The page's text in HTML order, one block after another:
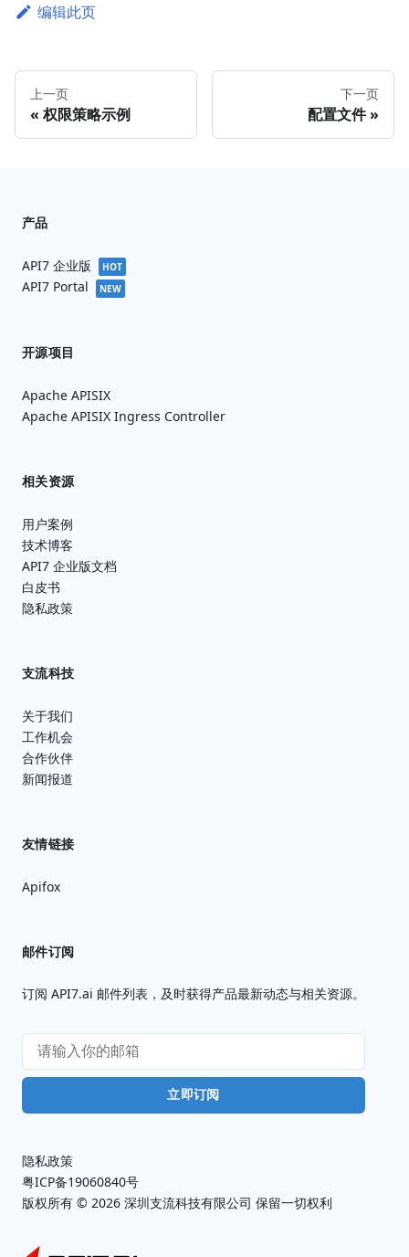
编辑此页
上一页
权限策略示例
下一页
配置文件
产品
API7 企业版 HOT
API7 Portal NEW
开源项目
Apache APISIX
Apache APISIX Ingress Controller
相关资源
用户案例
技术博客
API7 企业版文档
白皮书
隐私政策
支流科技
关于我们
工作机会
合作伙伴
新闻报道
友情链接
Apifox
邮件订阅
订阅 API7.ai 邮件列表，及时获得产品最新动态与相关资源。
立即订阅
隐私政策
粤ICP备19060840号
版权所有 © 2026 深圳支流科技有限公司 保留一切权利